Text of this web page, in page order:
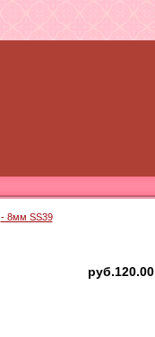
- 8мм SS39
руб.120.00